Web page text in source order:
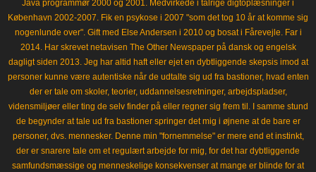
Java programmør 2000 og 2001. Medvirkede i talrige digtoplæsninger i
København 2002-2007. Fik en psykose i 2007 "som det tog 10 år at komme sig
nogenlunde over". Gift med Else Andersen i 2010 og bosat i Fårevejle. Far i
2014. Har skrevet netavisen The Other Newspaper på dansk og engelsk
dagligt siden 2013. Jeg har altid haft eller ejet en dybtliggende skepsis imod at
personer kunne være autentiske når de udtalte sig ud fra bastioner, hvad enten
der er tale om skoler, teorier, uddannelsesretninger, arbejdspladser,
vidensmiljøer eller ting de selv finder på eller regner sig frem til. I samme stund
de begynder at tale ud fra bastioner springer det mig i øjnene at de bare er
personer, dvs. mennesker. Denne min "fornemmelse" er mere end et instinkt,
der er snarere tale om et regulært arbejde for mig, for det har dybtliggende
samfundsmæssige og menneskelige konsekvenser at mange er blinde for at